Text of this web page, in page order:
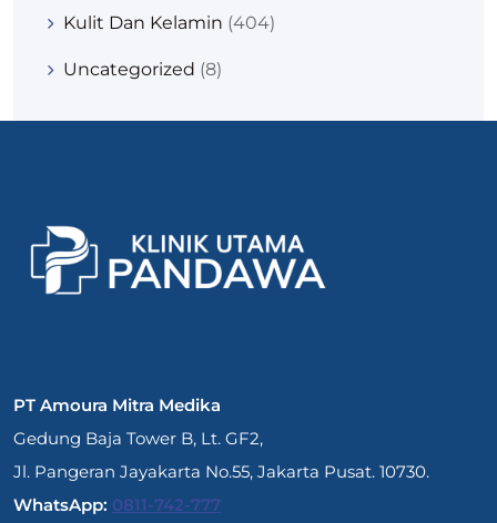
Kulit Dan Kelamin (404)
Uncategorized (8)
PT Amoura Mitra Medika
Gedung Baja Tower B, Lt. GF2,
Jl. Pangeran Jayakarta No.55, Jakarta Pusat. 10730.
WhatsApp: 0811-742-777